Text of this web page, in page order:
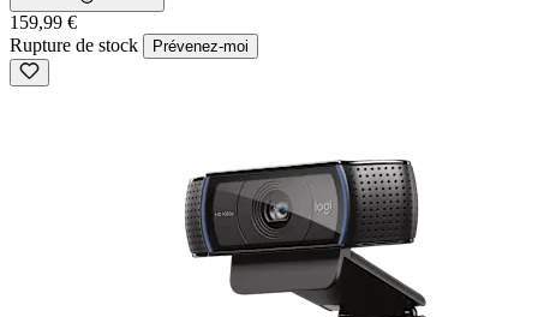
159,99 €
Rupture de stock
Prévenez-moi